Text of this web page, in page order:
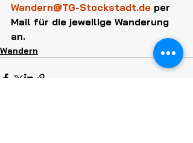
Wandern@TG-Stockstadt.de per
Mail für die jeweilige Wanderung
an.
Wandern